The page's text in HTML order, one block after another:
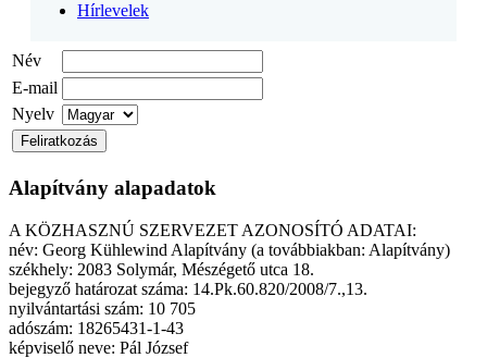
Hírlevelek
Név
E-mail
Nyelv
Alapítvány alapadatok
A KÖZHASZNÚ SZERVEZET AZONOSÍTÓ ADATAI:
név: Georg Kühlewind Alapítvány (a továbbiakban: Alapítvány)
székhely: 2083 Solymár, Mészégető utca 18.
bejegyző határozat száma: 14.Pk.60.820/2008/7.,13.
nyilvántartási szám: 10 705
adószám: 18265431-1-43
képviselő neve: Pál József